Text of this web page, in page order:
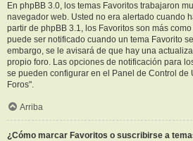
En phpBB 3.0, los temas Favoritos trabajaron
navegador web. Usted no era alertado cuando
partir de phpBB 3.1, los Favoritos son más
puede ser notificado cuando un tema Favorito
embargo, se le avisará de que hay una
propio foro. Las opciones de notificación para
se pueden configurar en el Panel de Control de
Foros".
Arriba
¿Cómo marcar Favoritos o suscribirse a